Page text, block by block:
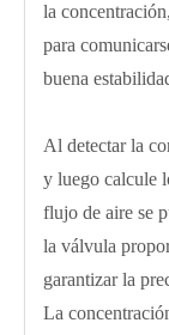
la
para
buena
Al detectar la
y luego calcule
flujo de aire se
la válvula
garantizar la
La